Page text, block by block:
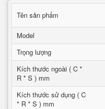
Tên sản phẩm
Model
Trọng lượng
Kích thước ngoài ( C *
R * S ) mm
Kích thước sử dụng ( C
* R * S ) mm